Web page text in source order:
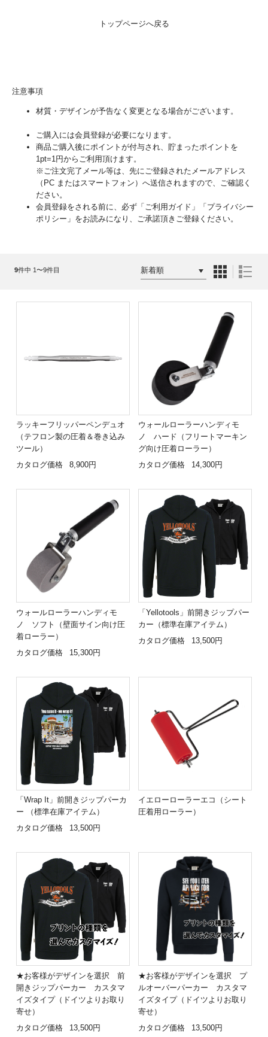
トップページへ戻る
注意事項
材質・デザインが予告なく変更となる場合がございます。
ご購入には会員登録が必要になります。
商品ご購入後にポイントが付与され、貯まったポイントを
1pt=1円からご利用頂けます。
※ご注文完了メール等は、先にご登録されたメールアドレス
（PC またはスマートフォン）へ送信されますので、ご確認く
ださい。
会員登録をされる前に、必ず「ご利用ガイド」「プライバシー
ポリシー」をお読みになり、ご承諾頂きご登録ください。
9件中 1〜9件目
ラッキーフリッパーペンデュオ
（テフロン製の圧着＆巻き込み
ツール）
カタログ価格
8,900円
ウォールローラーハンディモ
ノ ハード（フリートマーキン
グ向け圧着ローラー）
カタログ価格
14,300円
ウォールローラーハンディモ
ノ ソフト（壁面サイン向け圧
着ローラー）
カタログ価格
15,300円
「Yellotools」前開きジップパー
カー（標準在庫アイテム）
カタログ価格
13,500円
「Wrap It」前開きジップパーカ
ー （標準在庫アイテム）
カタログ価格
13,500円
イエローローラーエコ（シート
圧着用ローラー）
★お客様がデザインを選択 前
開きジップパーカー カスタマ
イズタイプ（ドイツよりお取り
寄せ）
カタログ価格
13,500円
★お客様がデザインを選択 プ
ルオーバーパーカー カスタマ
イズタイプ（ドイツよりお取り
寄せ）
カタログ価格
13,500円